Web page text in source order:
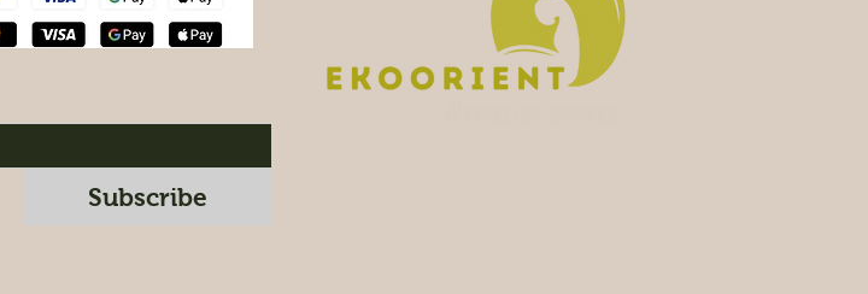
Subscribe